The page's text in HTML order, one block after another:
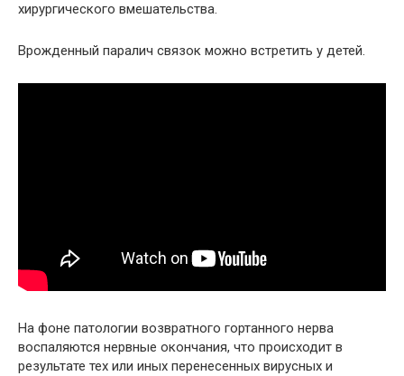
хирургического вмешательства.
Врожденный паралич связок можно встретить у детей.
На фоне патологии возвратного гортанного нерва
воспаляются нервные окончания, что происходит в
результате тех или иных перенесенных вирусных и